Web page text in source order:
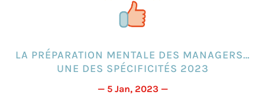
LA PRÉPARATION MENTALE DES MANAGERS…
UNE DES SPÉCIFICITÉS 2023
— 5 Jan, 2023 —